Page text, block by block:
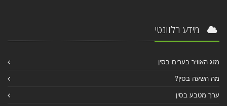
מידע רלוונטי
מזג האוויר בערים בסין
מה השעה בסין?
ערך מטבע בסין